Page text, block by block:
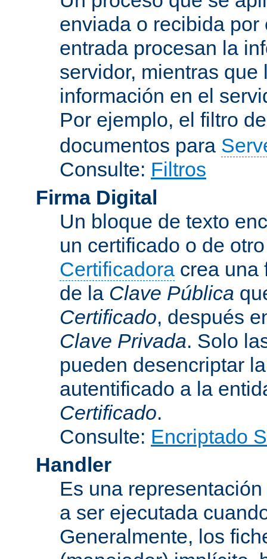
enviada o recibida
entrada procesan la
servidor, mientras
información en el
Por ejemplo, el filtro
documentos para
Consulte: Filtros
Firma Digital
Un bloque de texto
un certificado o de
Certificadora crea una
de la Clave Pública
Certificado, después
Clave Privada. Solo
pueden desencriptar
autentificado a la
Certificado.
Consulte: Encriptado
Handler
Es una
a ser ejecutada
Generalmente, los